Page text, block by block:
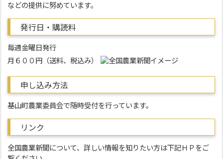
などの提供に努めています。
発行日・購読料
毎週金曜日発行
月６００円（送料、税込み）
申し込み方法
基山町農業委員会で随時受付を行っています。
リンク
全国農業新聞について、詳しい情報を知りたい方は下記ＨＰをご